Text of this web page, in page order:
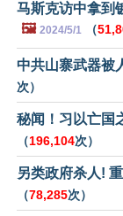
马斯克访中拿到
🖼️ 2024/5/1 （
中共山寨武器被
次）
秘闻！习以亡国
（196,104次）
另类政府杀人!
（78,285次）